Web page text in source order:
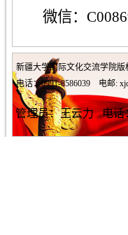
微信：
新疆大学国际文化交流学院版
电话：0991-8586039 电邮:
管理员：王云力 电话